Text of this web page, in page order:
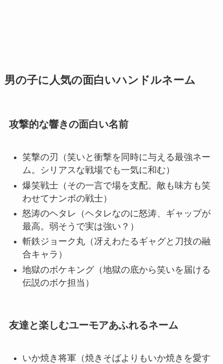
男の子に人気の面白いハンドルネーム
攻撃的な響きの面白い名前
笑撃の刃（笑いと衝撃を同時に与える最強ネー
ム。シリアスな戦場でも一気に和む）
爆笑戦士（その一言で場を支配。敵も味方も笑
わせてナンボの戦士）
怒涛のヘタレ（ヘタレなのに怒涛、ギャップが
最高。弱そうで実は強い？）
斬鉄ジョーク丸（冴えわたるギャグと刀技の融
合キャラ）
地獄のボケキング（地獄の底から笑いを届ける
伝説のボケ担当）
友達と楽しむユーモアあふれるネーム
いか焼き将軍（焼きそばよりもいか焼きを愛す